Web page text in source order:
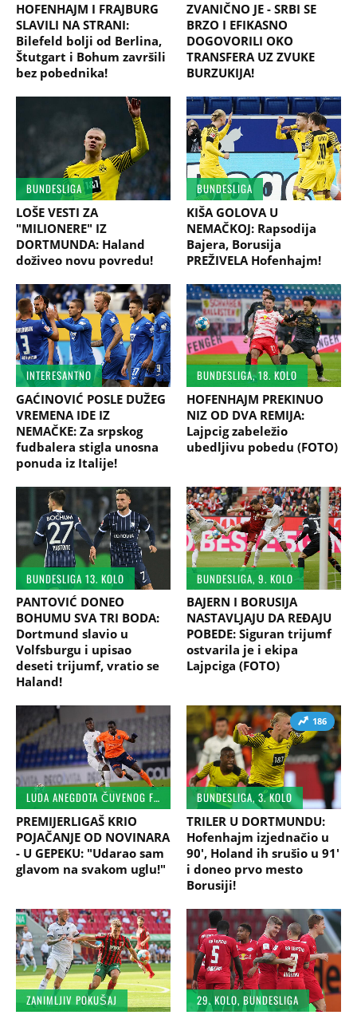
HOFENHAJM I FRAJBURG
SLAVILI NA STRANI:
Bilefeld bolji od Berlina,
Štutgart i Bohum završili
bez pobednika!
ZVANIČNO JE - SRBI SE
BRZO I EFIKASNO
DOGOVORILI OKO
TRANSFERA UZ ZVUKE
BURZUKIJA!
BUNDESLIGA
LOŠE VESTI ZA
"MILIONERE" IZ
DORTMUNDA: Haland
doživeo novu povredu!
BUNDESLIGA
KIŠA GOLOVA U
NEMAČKOJ: Rapsodija
Bajera, Borusija
PREŽIVELA Hofenhajm!
INTERESANTNO
GAĆINOVIĆ POSLE DUŽEG
VREMENA IDE IZ
NEMAČKE: Za srpskog
fudbalera stigla unosna
ponuda iz Italije!
BUNDESLIGA, 18. KOLO
HOFENHAJM PREKINUO
NIZ OD DVA REMIJA:
Lajpcig zabeležio
ubedljivu pobedu (FOTO)
BUNDESLIGA 13. KOLO
PANTOVIĆ DONEO
BOHUMU SVA TRI BODA:
Dortmund slavio u
Volfsburgu i upisao
deseti trijumf, vratio se
Haland!
BUNDESLIGA, 9. KOLO
BAJERN I BORUSIJA
NASTAVLJAJU DA REĐAJU
POBEDE: Siguran trijumf
ostvarila je i ekipa
Lajpciga (FOTO)
LUDA ANEGDOTA ČUVENOG FUDBALERA
PREMIJERLIGAŠ KRIO
POJAČANJE OD NOVINARA
- U GEPEKU: "Udarao sam
glavom na svakom uglu!"
186
BUNDESLIGA, 3. KOLO
TRILER U DORTMUNDU:
Hofenhajm izjednačio u
90', Holand ih srušio u 91'
i doneo prvo mesto
Borusiji!
ZANIMLJIV POKUŠAJ
29. KOLO, BUNDESLIGA